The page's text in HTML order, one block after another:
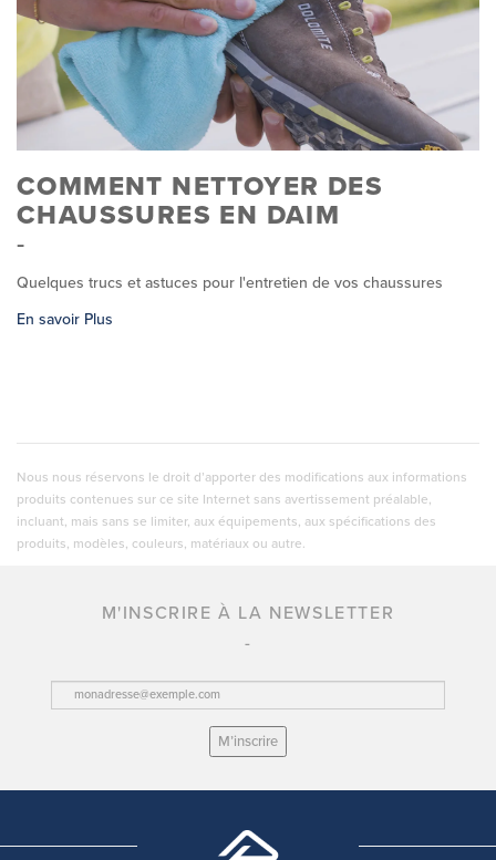
COMMENT NETTOYER DES
CHAUSSURES EN DAIM
Quelques trucs et astuces pour l'entretien de vos chaussures
En savoir Plus
Nous nous réservons le droit d’apporter des modifications aux informations
produits contenues sur ce site Internet sans avertissement préalable,
incluant, mais sans se limiter, aux équipements, aux spécifications des
produits, modèles, couleurs, matériaux ou autre.
M'INSCRIRE À LA NEWSLETTER
M’inscrire